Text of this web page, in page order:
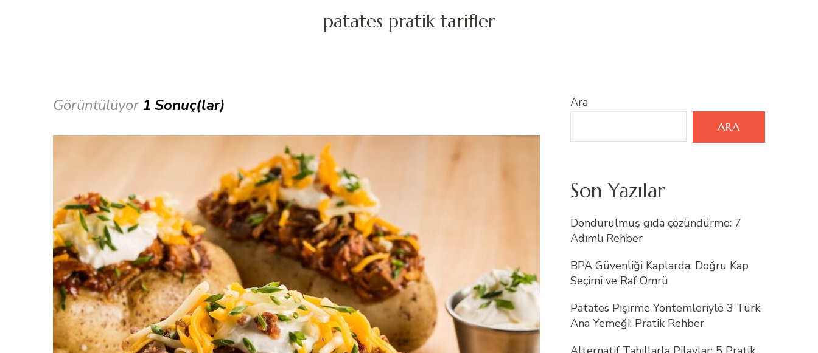
patates pratik tarifler
Görüntülüyor 1 Sonuç(lar) Ara
ARA
Son Yazılar
Dondurulmuş gıda çözündürme: 7
Adımlı Rehber
BPA Güvenliği Kaplarda: Doğru Kap
Seçimi ve Raf Ömrü
Patates Pişirme Yöntemleriyle 3 Türk
Ana Yemeği: Pratik Rehber